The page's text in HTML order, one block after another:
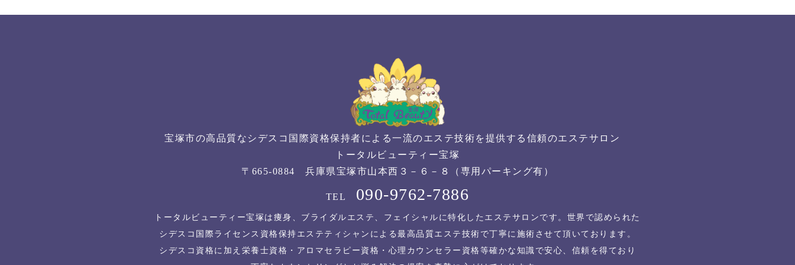
宝塚市の高品質なシデスコ国際資格保持者による一流のエステ技術を提供する信頼のエステサロン
トータルビューティー宝塚
〒665-0884 兵庫県宝塚市山本西３－６－８（専用パーキング有）
TEL 090-9762-7886
トータルビューティー宝塚は痩身、ブライダルエステ、フェイシャルに特化したエステサロンです。世界で認められた
シデスコ国際ライセンス資格保持エステティシャンによる最高品質エステ技術で丁寧に施術させて頂いております。
シデスコ資格に加え栄養士資格・アロマセラピー資格・心理カウンセラー資格等確かな知識で安心、信頼を得ており